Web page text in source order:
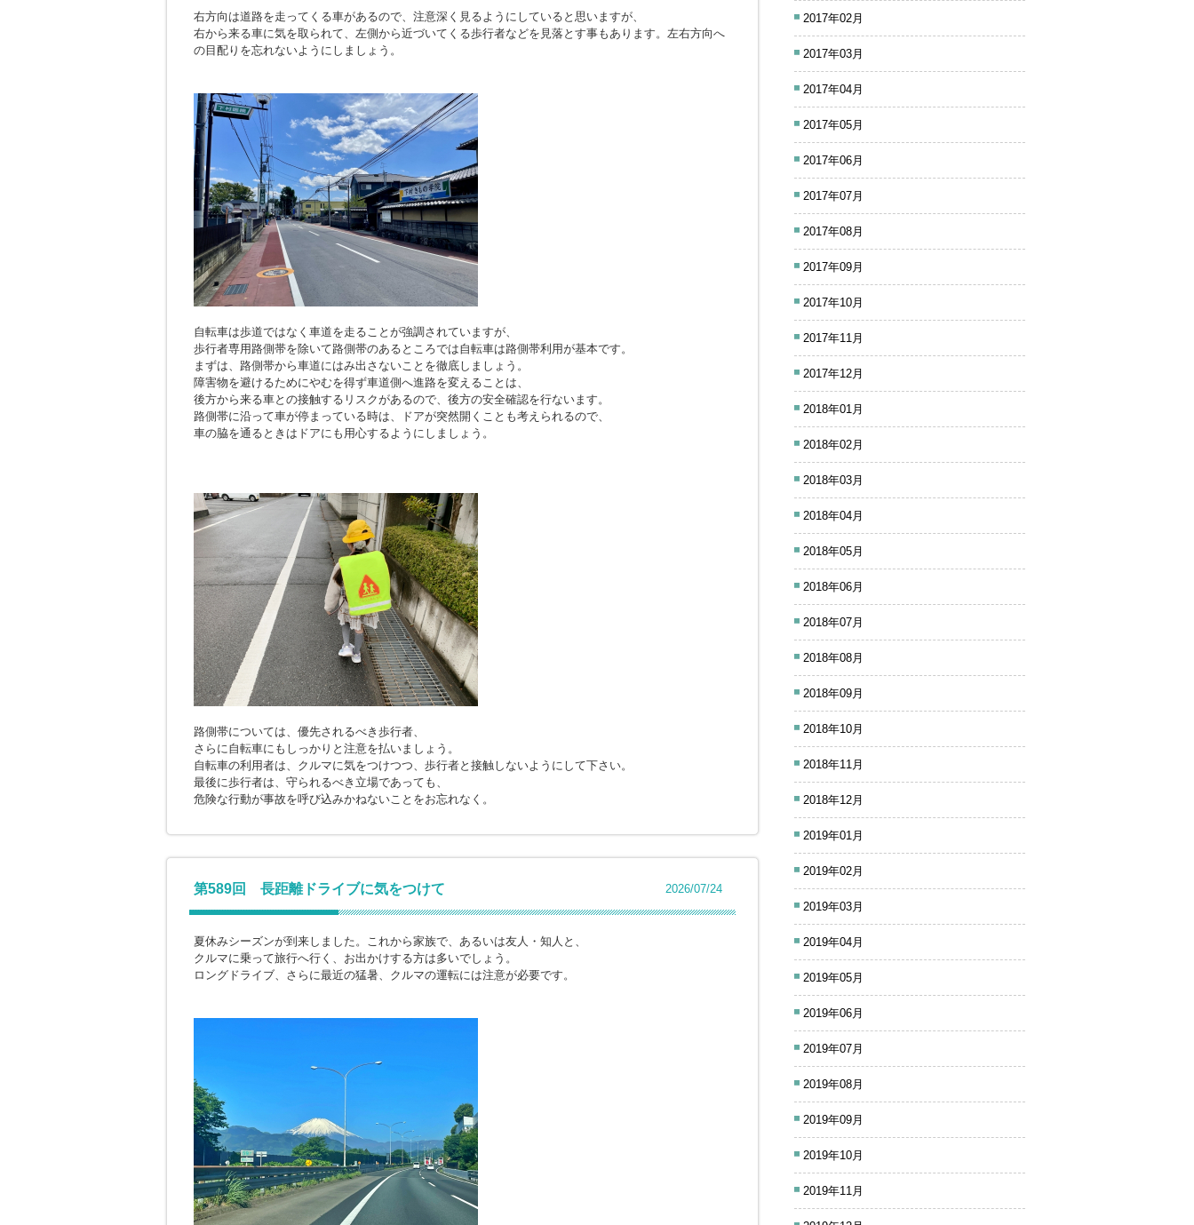
右方向は道路を走ってくる車があるので、注意深く見るようにしていると思いますが、
右から来る車に気を取られて、左側から近づいてくる歩行者などを見落とす事もあります。左右方向へ
の目配りを忘れないようにしましょう。
自転車は歩道ではなく車道を走ることが強調されていますが、
歩行者専用路側帯を除いて路側帯のあるところでは自転車は路側帯利用が基本です。
まずは、路側帯から車道にはみ出さないことを徹底しましょう。
障害物を避けるためにやむを得ず車道側へ進路を変えることは、
後方から来る車との接触するリスクがあるので、後方の安全確認を行ないます。
路側帯に沿って車が停まっている時は、ドアが突然開くことも考えられるので、
車の脇を通るときはドアにも用心するようにしましょう。
路側帯については、優先されるべき歩行者、
さらに自転車にもしっかりと注意を払いましょう。
自転車の利用者は、クルマに気をつけつつ、歩行者と接触しないようにして下さい。
最後に歩行者は、守られるべき立場であっても、
危険な行動が事故を呼び込みかねないことをお忘れなく。
第589回 長距離ドライブに気をつけて 2026/07/24
夏休みシーズンが到来しました。これから家族で、あるいは友人・知人と、
クルマに乗って旅行へ行く、お出かけする方は多いでしょう。
ロングドライブ、さらに最近の猛暑、クルマの運転には注意が必要です。
2017年02月
2017年03月
2017年04月
2017年05月
2017年06月
2017年07月
2017年08月
2017年09月
2017年10月
2017年11月
2017年12月
2018年01月
2018年02月
2018年03月
2018年04月
2018年05月
2018年06月
2018年07月
2018年08月
2018年09月
2018年10月
2018年11月
2018年12月
2019年01月
2019年02月
2019年03月
2019年04月
2019年05月
2019年06月
2019年07月
2019年08月
2019年09月
2019年10月
2019年11月